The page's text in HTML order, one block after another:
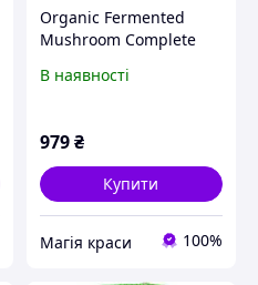
Organic Fermented
Mushroom Complete
В наявності
979₴
Купити
Магія краси 100%